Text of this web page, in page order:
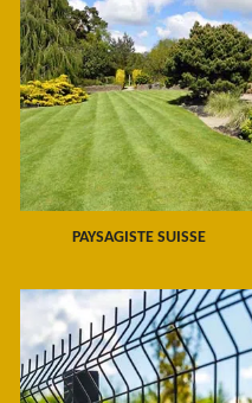
PAYSAGISTE SUISSE